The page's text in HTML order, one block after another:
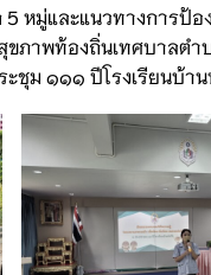
หมู่และแนวทางการป้
าพท้องถิ่นเทศบาลตำ
ชุม ๑๑๑ ปีโรงเรียนบ้าน